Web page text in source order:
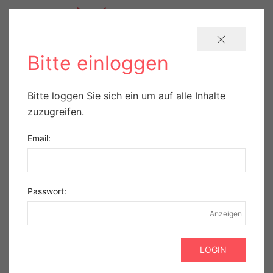
Johnson & Johnson
Vision stellt das neue
Veritas® Vision
Phakosystem vor
Das leistungsstarke innovative
Bitte einloggen
Bitte loggen Sie sich ein um auf alle Inhalte
zuzugreifen.
Email:
Passwort:
Anzeigen